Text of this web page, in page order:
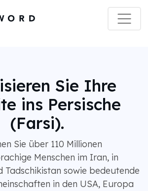
Sie Ihre
ins Persische
(Farsi).
Sie über 110 Millionen
Menschen im Iran, in
Tadschikistan sowie bedeutende
in den USA, Europa